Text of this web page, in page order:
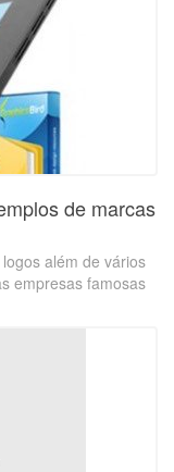
de marcas
além de vários
empresas famosas